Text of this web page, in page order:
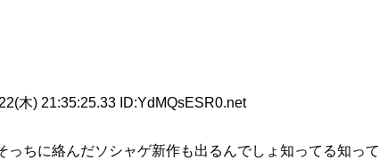
木) 21:35:25.33 ID:YdMQsESR0.net
ちに絡んだソシャゲ新作も出るんでしょ知ってる知って